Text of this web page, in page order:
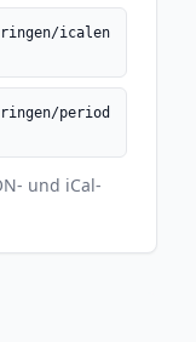
icalen
period
und iCal-